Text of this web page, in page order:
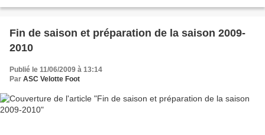
Fin de saison et préparation de la saison 2009-
2010
Publié le 11/06/2009 à 13:14
Par ASC Velotte Foot